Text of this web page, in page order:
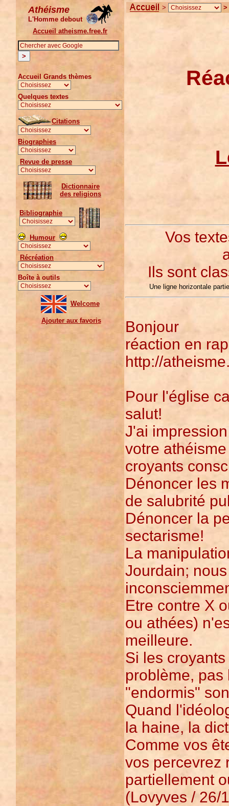
Athéisme
L'Homme debout
Accueil atheisme.free.fr
Accueil Grands thèmes
Quelques textes
Citations
Biographies
Revue de presse
Dictionnaire
des religions
Bibliographie
Humour
Récréation
Boîte à outils
Welcome
Ajouter aux favoris
> >
Vos
Ils sont
Une ligne horizontale
Bonjour
réaction en
http://
Pour l'église
salut!
J'ai
votre
croyants
Dénoncer les
de salubrité
Dénoncer la
sectarisme!
La
Jourdain;
Etre contre X
ou athées)
meilleure.
Si les
problème, pas
"endormis"
Quand
la haine, la
Comme vos
vos percevrez
partiellement
(Lovyves / 26/